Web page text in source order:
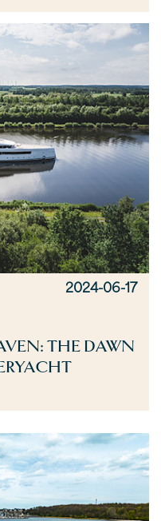
2024-06-17
THE DAWN